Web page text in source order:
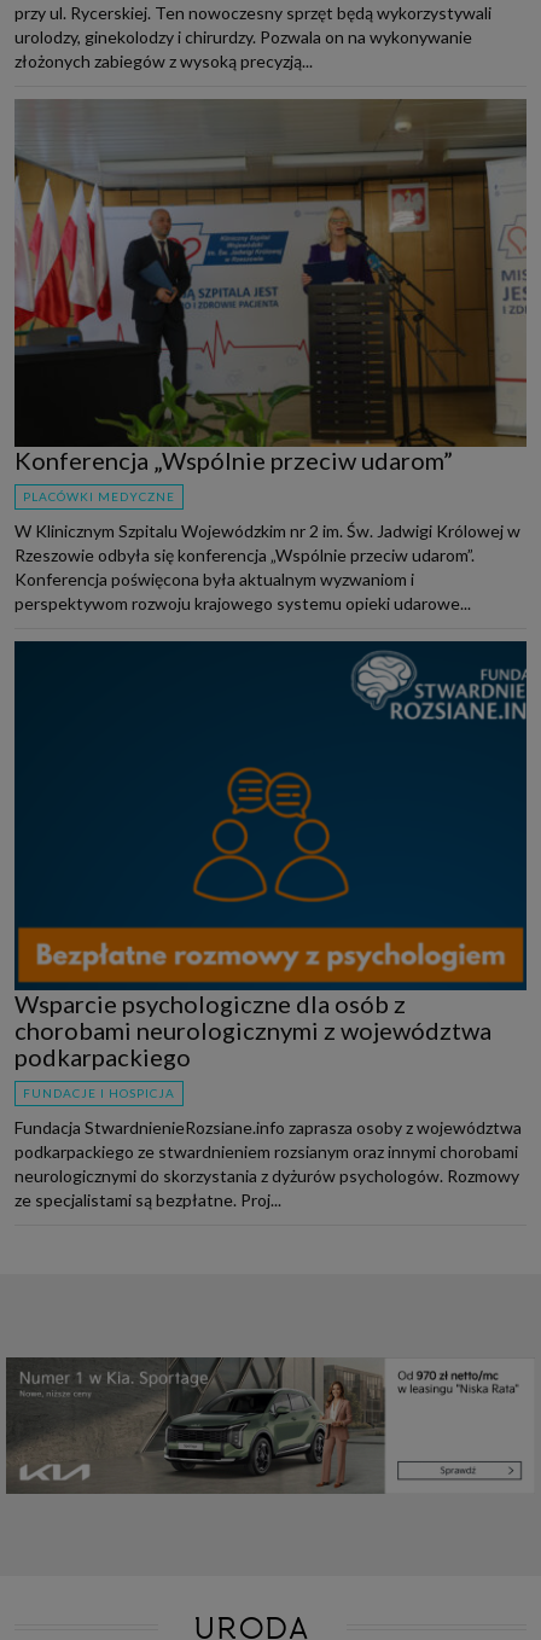
przy ul. Rycerskiej. Ten nowoczesny sprzęt będą wykorzystywali
urolodzy, ginekolodzy i chirurdzy. Pozwala on na wykonywanie
złożonych zabiegów z wysoką precyzją...
Konferencja „Wspólnie przeciw udarom”
PLACÓWKI MEDYCZNE
W Klinicznym Szpitalu Wojewódzkim nr 2 im. Św. Jadwigi Królowej w
Rzeszowie odbyła się konferencja „Wspólnie przeciw udarom”.
Konferencja poświęcona była aktualnym wyzwaniom i
perspektywom rozwoju krajowego systemu opieki udarowe...
Wsparcie psychologiczne dla osób z
chorobami neurologicznymi z województwa
podkarpackiego
FUNDACJE I HOSPICJA
Fundacja StwardnienieRozsiane.info zaprasza osoby z województwa
podkarpackiego ze stwardnieniem rozsianym oraz innymi chorobami
neurologicznymi do skorzystania z dyżurów psychologów. Rozmowy
ze specjalistami są bezpłatne. Proj...
URODA